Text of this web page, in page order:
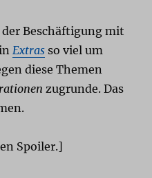
Beschäftigung mit
Extras so viel um
diese Themen
zugrunde. Das
Spoiler.]